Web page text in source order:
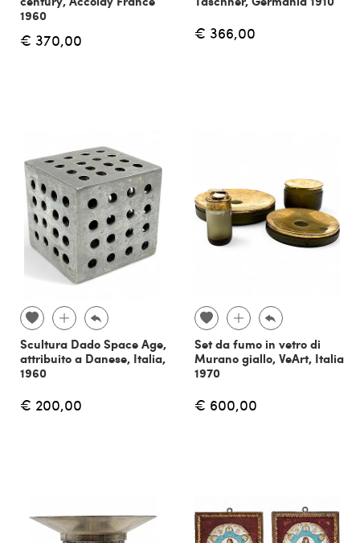
1960
€ 370,00 € 366,00
Scultura Dado Space Age,
attribuito a Danese, Italia,
1960
€ 200,00
Set da fumo in vetro di
Murano giallo, VeArt, Italia
1970
€ 600,00